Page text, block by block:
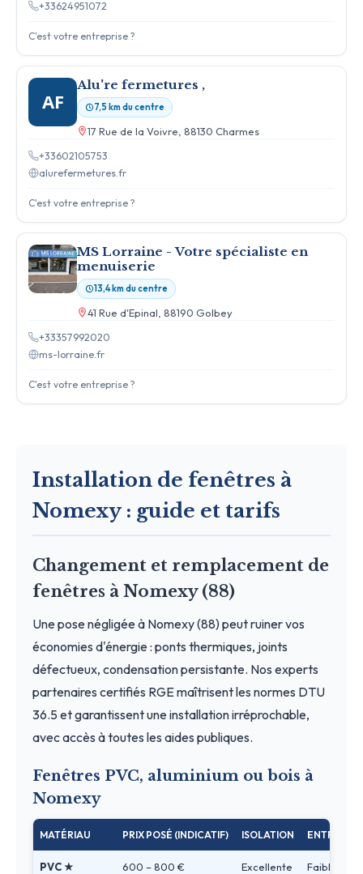
+33624951072
C'est votre entreprise ?
AF
Alu're fermetures ,
7,5 km du centre
17 Rue de la Voivre, 88130 Charmes
+33602105753
alurefermetures.fr
C'est votre entreprise ?
MS Lorraine - Votre spécialiste en
menuiserie
13,4 km du centre
41 Rue d'Epinal, 88190 Golbey
+33357992020
ms-lorraine.fr
C'est votre entreprise ?
Installation de fenêtres à
Nomexy : guide et tarifs
Changement et remplacement de
fenêtres à Nomexy (88)
Une pose négligée à Nomexy (88) peut ruiner vos
économies d'énergie : ponts thermiques, joints
défectueux, condensation persistante. Nos experts
partenaires certifiés RGE maîtrisent les normes DTU
36.5 et garantissent une installation irréprochable,
avec accès à toutes les aides publiques.
Fenêtres PVC, aluminium ou bois à
Nomexy
MATÉRIAU PRIX POSÉ (INDICATIF) ISOLATION ENTRETIEN
PVC ★ 600 – 800 € Excellente Faible